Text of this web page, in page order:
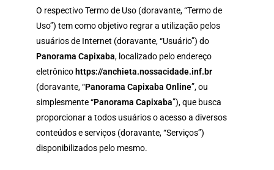
O respectivo Termo de Uso (doravante, “Termo de
Uso”) tem como objetivo regrar a utilização pelos
usuários de Internet (doravante, “Usuário”) do
Panorama Capixaba, localizado pelo endereço
eletrônico https://anchieta.nossacidade.inf.br
(doravante, “Panorama Capixaba Online”, ou
simplesmente “Panorama Capixaba”), que busca
proporcionar a todos usuários o acesso a diversos
conteúdos e serviços (doravante, “Serviços”)
disponibilizados pelo mesmo.